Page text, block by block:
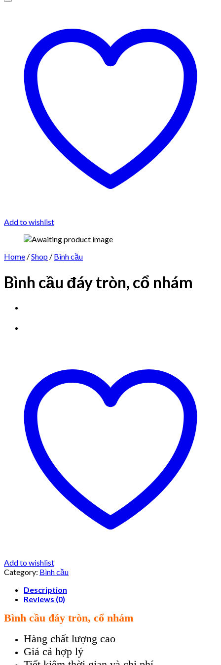
Add to wishlist
Home /Shop / Bình cầu
Bình cầu đáy tròn, cổ nhám
Add to wishlist
Category: Bình cầu
Description
Reviews (0)
Bình cầu đáy tròn, cổ nhám
Hàng chất lượng cao
Giá cả hợp lý